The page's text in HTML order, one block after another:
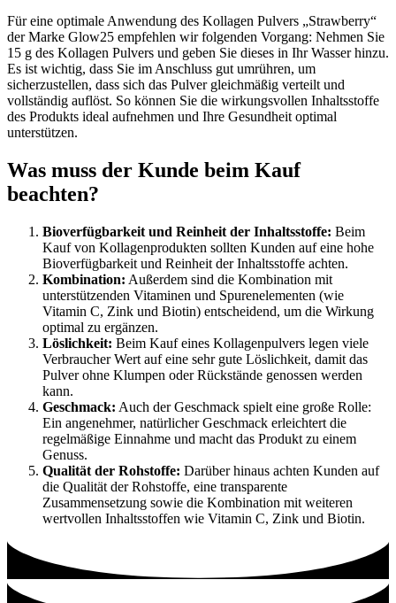
Für eine optimale Anwendung des Kollagen Pulvers „Strawberry“
der Marke Glow25 empfehlen wir folgenden Vorgang: Nehmen Sie
15 g des Kollagen Pulvers und geben Sie dieses in Ihr Wasser hinzu.
Es ist wichtig, dass Sie im Anschluss gut umrühren, um
sicherzustellen, dass sich das Pulver gleichmäßig verteilt und
vollständig auflöst. So können Sie die wirkungsvollen Inhaltsstoffe
des Produkts ideal aufnehmen und Ihre Gesundheit optimal
unterstützen.
Was muss der Kunde beim Kauf
beachten?
Bioverfügbarkeit und Reinheit der Inhaltsstoffe: Beim
Kauf von Kollagenprodukten sollten Kunden auf eine hohe
Bioverfügbarkeit und Reinheit der Inhaltsstoffe achten.
Kombination: Außerdem sind die Kombination mit
unterstützenden Vitaminen und Spurenelementen (wie
Vitamin C, Zink und Biotin) entscheidend, um die Wirkung
optimal zu ergänzen.
Löslichkeit: Beim Kauf eines Kollagenpulvers legen viele
Verbraucher Wert auf eine sehr gute Löslichkeit, damit das
Pulver ohne Klumpen oder Rückstände genossen werden
kann.
Geschmack: Auch der Geschmack spielt eine große Rolle:
Ein angenehmer, natürlicher Geschmack erleichtert die
regelmäßige Einnahme und macht das Produkt zu einem
Genuss.
Qualität der Rohstoffe: Darüber hinaus achten Kunden auf
die Qualität der Rohstoffe, eine transparente
Zusammensetzung sowie die Kombination mit weiteren
wertvollen Inhaltsstoffen wie Vitamin C, Zink und Biotin.